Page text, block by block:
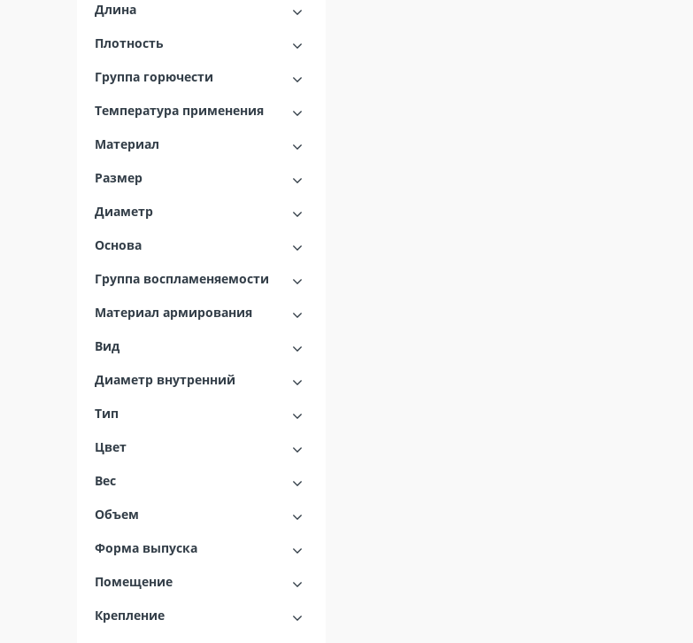
Длина
Плотность
Группа горючести
Температура применения
Материал
Размер
Диаметр
Основа
Группа воспламеняемости
Материал армирования
Вид
Диаметр внутренний
Тип
Цвет
Вес
Объем
Форма выпуска
Помещение
Крепление